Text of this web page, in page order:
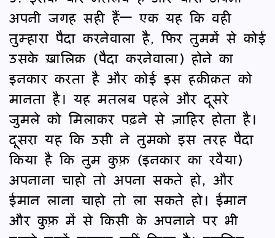
अपनी जगह सही हैं— एक यह कि वही
तुम्हारा पैदा करनेवाला है, फिर तुममें से कोई
उसके ख़ालिक़ (पैदा करनेवाला) होने का
इनकार करता है और कोई इस हक़ीक़त को
मानता है। यह मतलब पहले और दूसरे
जुमले को मिलाकर पढ़ने से ज़ाहिर होता है।
दूसरा यह कि उसी ने तुमको इस तरह पैदा
किया है कि तुम कुफ़्र (इनकार का रवैया)
अपनाना चाहो तो अपना सकते हो, और
ईमान लाना चाहो तो ला सकते हो। ईमान
और कुफ़्र में से किसी के अपनाने पर भी